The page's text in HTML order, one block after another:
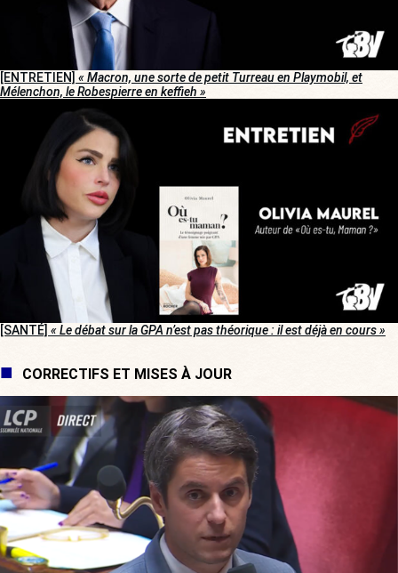
[ENTRETIEN] « Macron, une sorte de petit Turreau en Playmobil, et
Mélenchon, le Robespierre en keffieh »
[SANTÉ] « Le débat sur la GPA n’est pas théorique : il est déjà en cours »
CORRECTIFS ET MISES À JOUR